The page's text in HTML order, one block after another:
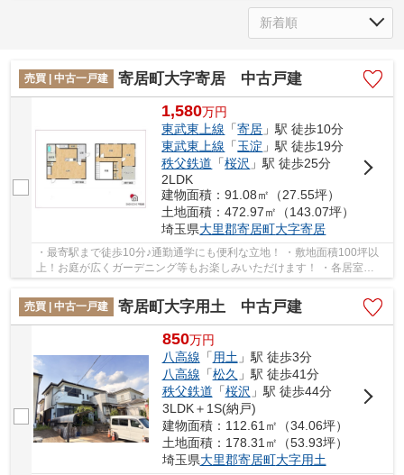
売買 | 中古一戸建 寄居町大字寄居 中古戸建
1,580万円
東武東上線 「寄居 」駅 徒歩10分
東武東上線 「玉淀 」駅 徒歩19分
秩父鉄道 「桜沢 」駅 徒歩25分
2LDK
建物面積：91.08㎡（27.55坪）
土地面積：472.97㎡（143.07坪）
埼玉県大里郡寄居町大字寄居
・最寄駅まで徒歩10分♪通勤通学にも便利な立地！ ・敷地面積100坪以
上！お庭が広くガーデニング等もお楽しみいただけます！ ・各居室
広々！2LDKの間取りは単身者の方やご家族でも過ご...
売買 | 中古一戸建
寄居町大字用土 中古戸建
850万円
八高線 「用土 」駅 徒歩3分
八高線 「松久 」駅 徒歩41分
秩父鉄道 「桜沢 」駅 徒歩44分
3LDK＋1S(納戸)
建物面積：112.61㎡（34.06坪）
土地面積：178.31㎡（53.93坪）
埼玉県大里郡寄居町大字用土